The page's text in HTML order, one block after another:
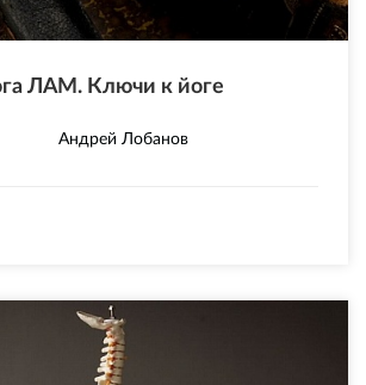
ЛАМ. Ключи к йоге
Андрей Лобанов